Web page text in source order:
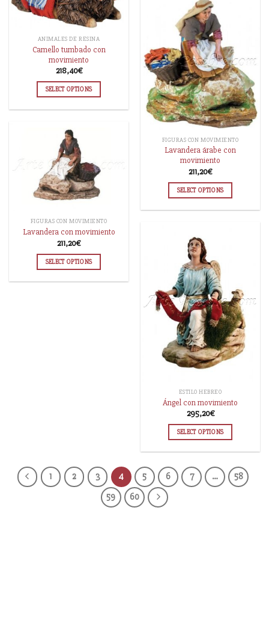
ANIMALES DE RESINA
Camello tumbado con
movimiento
218,40€
SELECT OPTIONS
FIGURAS CON MOVIMIENTO
Lavandera árabe con
movimiento
211,20€
SELECT OPTIONS
FIGURAS CON MOVIMIENTO
Lavandera con movimiento
211,20€
SELECT OPTIONS
ESTILO HEBREO
Ángel con movimiento
295,20€
SELECT OPTIONS
1 2 3 4 5 6 7 …
58
59
60